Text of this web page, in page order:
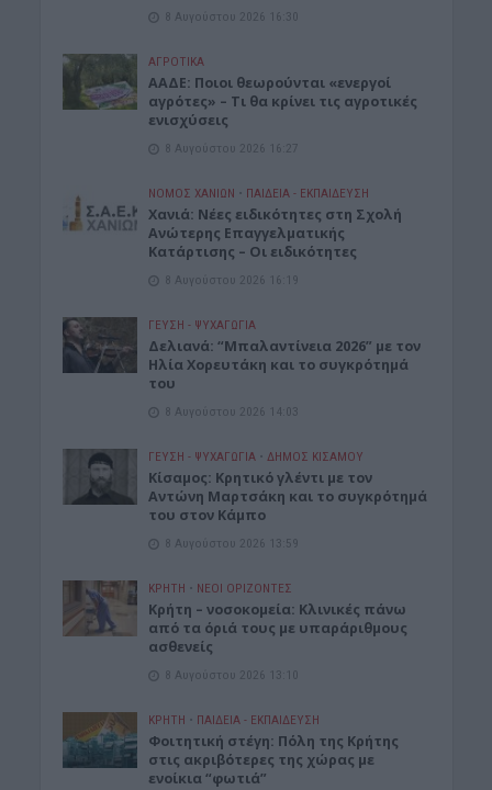
8 Αυγούστου 2026 16:30
ΑΓΡΟΤΙΚΑ
ΑΑΔΕ: Ποιοι θεωρούνται «ενεργοί
αγρότες» – Τι θα κρίνει τις αγροτικές
ενισχύσεις
8 Αυγούστου 2026 16:27
ΝΟΜΌΣ ΧΑΝΊΩΝ • ΠΑΙΔΕΙΑ - ΕΚΠΑΙΔΕΥΣΗ
Χανιά: Νέες ειδικότητες στη Σχολή
Ανώτερης Επαγγελματικής
Κατάρτισης – Οι ειδικότητες
8 Αυγούστου 2026 16:19
ΓΕΎΣΗ - ΨΥΧΑΓΩΓΊΑ
Δελιανά: “Μπαλαντίνεια 2026” με τον
Ηλία Χορευτάκη και το συγκρότημά
του
8 Αυγούστου 2026 14:03
ΓΕΎΣΗ - ΨΥΧΑΓΩΓΊΑ • ΔΉΜΟΣ ΚΙΣΆΜΟΥ
Kίσαμος: Κρητικό γλέντι με τον
Αντώνη Μαρτσάκη και το συγκρότημά
του στον Κάμπο
8 Αυγούστου 2026 13:59
ΚΡΗΤΗ • ΝΕΟΙ ΟΡΙΖΟΝΤΕΣ
Κρήτη – νοσοκομεία: Κλινικές πάνω
από τα όριά τους με υπαράριθμους
ασθενείς
8 Αυγούστου 2026 13:10
ΚΡΗΤΗ • ΠΑΙΔΕΙΑ - ΕΚΠΑΙΔΕΥΣΗ
Φοιτητική στέγη: Πόλη της Κρήτης
στις ακριβότερες της χώρας με
ενοίκια “φωτιά”